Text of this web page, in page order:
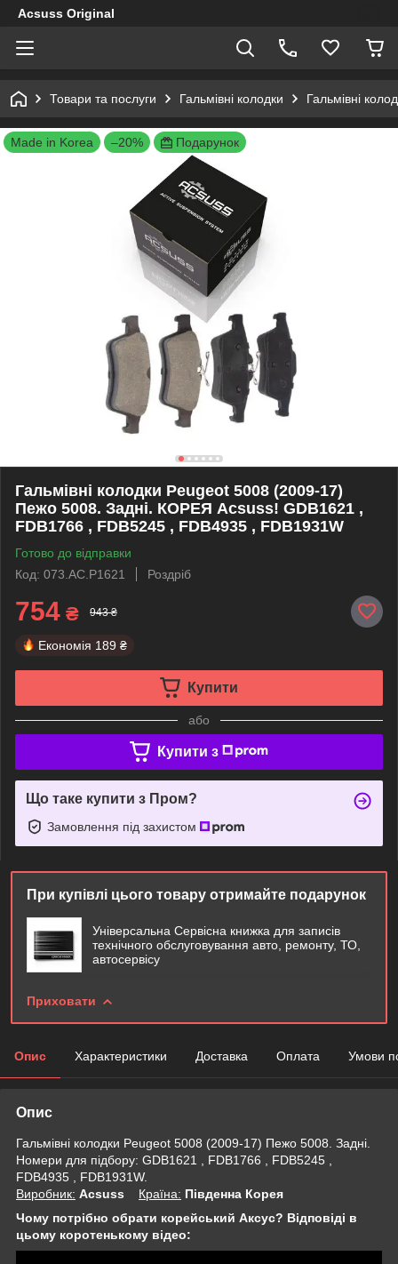
Acsuss Original
Товари та послуги Гальмівні колодки Гальмівні
Made in Korea –20% Подарунок
Гальмівні колодки Peugeot 5008 (2009-17)
Пежо 5008. Задні. КОРЕЯ Acsuss! GDB1621 ,
FDB1766 , FDB5245 , FDB4935 , FDB1931W
Готово до відправки
Код: 073.AC.P1621
Роздріб
754 ₴ 943 ₴
Економія 189 ₴
Купити
або
Купити з
Що таке купити з Пром?
Замовлення під захистом
При купівлі цього товару отримайте подарунок
Універсальна Сервісна книжка для записів
технічного обслуговування авто, ремонту, ТО,
автосервісу
Приховати
Опис Характеристики Доставка Оплата Умови
Опис
Гальмівні колодки Peugeot 5008 (2009-17) Пежо 5008. Задні.
Номери для підбору: GDB1621 , FDB1766 , FDB5245 ,
FDB4935 , FDB1931W.
Виробник: Acsuss Крaїна: Південна Корея
Чому потрібно обрати корейський Аксус? Відповіді в
цьому коротенькому відео: